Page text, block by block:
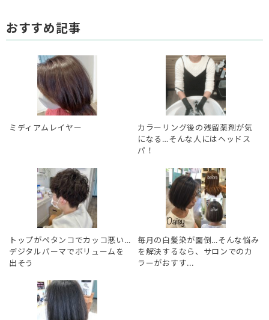
おすすめ記事
ミディアムレイヤー
カラーリング後の残留薬剤が気
になる…そんな人にはヘッドス
パ！
トップがペタンコでカッコ悪い…
デジタルパーマでボリュームを
出そう
毎月の白髪染が面倒…そんな悩み
を解決するなら、サロンでのカ
ラーがおすす...